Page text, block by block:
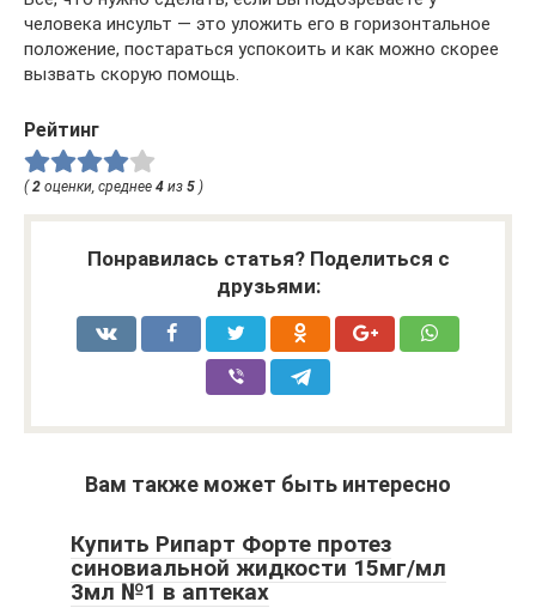
человека инсульт — это уложить его в горизонтальное
положение, постараться успокоить и как можно скорее
вызвать скорую помощь.
Рейтинг
(2 оценки, среднее 4 из 5 )
Понравилась статья? Поделиться с
друзьями:
Вам также может быть интересно
Купить Рипарт Форте протез
синовиальной жидкости 15мг/мл
3мл №1 в аптеках